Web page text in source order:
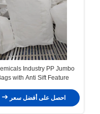
Industry PP Jumbo
with Anti Sift Feature
احصل على أفضل سعر